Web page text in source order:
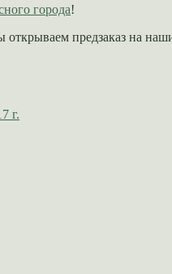
города!
предзаказ на